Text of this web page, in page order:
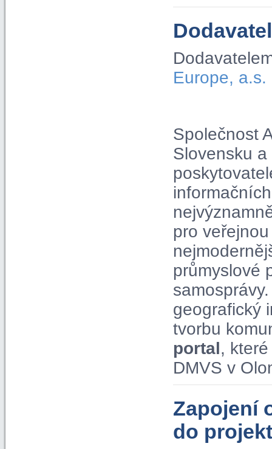
Europe, a.s.
Společnost
Slovensku
pro
průmyslové
geografický
tvorbu
portal,
DMVS v
Zapojení
do